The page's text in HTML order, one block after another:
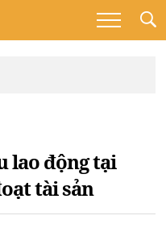
lao động tại
tài sản